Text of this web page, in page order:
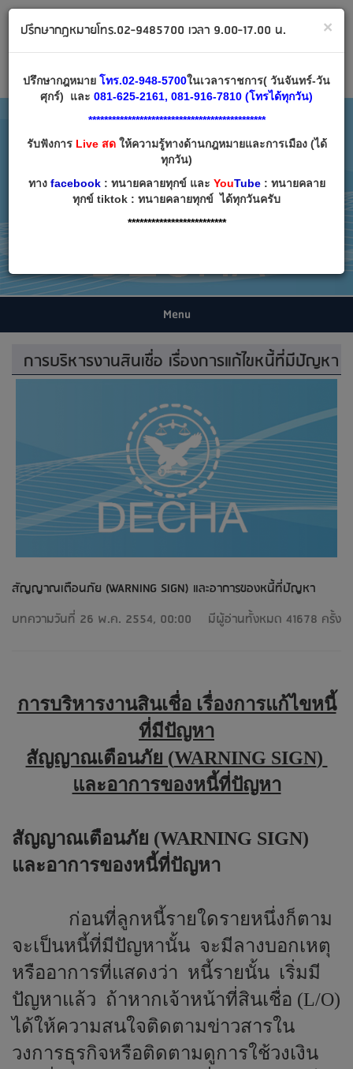
Email:decha007@decha.com
เข้าสู่ระบบ สมัครสมาชิก
Menu
การบริหารงานสินเชื่อ เรื่องการแก้ไขหนี้ที่มีปัญหา
สัญญาณเตือนภัย (WARNING SIGN) และอาการของหนี้ที่ปัญหา
บทความวันที่ 26 พ.ค. 2554, 00:00
มีผู้อ่านทั้งหมด 41678 ครั้ง
การบริหารงานสินเชื่อ เรื่องการแก้ไขหนี้
ที่มีปัญหา
สัญญาณเตือนภัย (WARNING SIGN)
และอาการของหนี้ที่ปัญหา
สัญญาณเตือนภัย (WARNING SIGN)
และอาการของหนี้ที่ปัญหา
ก่อนที่ลูกหนี้รายใดรายหนึ่งก็ตาม
จะเป็นหนี้ที่มีปัญหานั้น จะมีลางบอกเหตุ
หรืออาการที่แสดงว่า หนี้รายนั้น เริ่มมี
ปัญหาแล้ว ถ้าหากเจ้าหน้าที่สินเชื่อ (L/O)
ได้ให้ความสนใจติดตามข่าวสารใน
วงการธุรกิจหรือติดตามดูการใช้วงเงิน
×
ปรึกษากฎหมายโทร.02-9485700 เวลา 9.00-17.00 น.
ปรึกษากฎหมาย โทร.02-948-5700ในเวลาราชการ( วันจันทร์-วัน
ศุกร์) และ 081-625-2161, 081-916-7810 (โทรได้ทุกวัน)
*********************************************
รับฟังการLive สดให้ความรู้ทางด้านกฎหมายและการเมือง (ได้
ทุกวัน)
ทาง facebook: ทนายคลายทุกข์ และ YouTube: ทนายคลาย
ทุกข์ tiktok : ทนายคลายทุกข์ ได้ทุกวันครับ
*************************